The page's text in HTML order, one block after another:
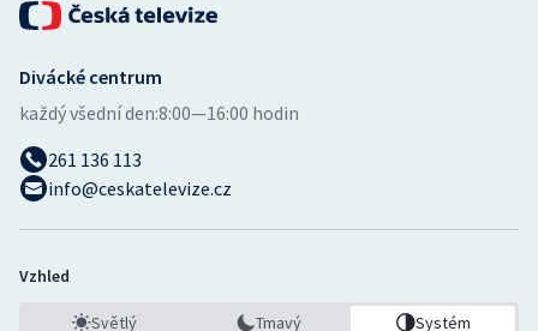
Divácké centrum
každý všední den:8:00—16:00 hodin
261 136 113
info@ceskatelevize.cz
Vzhled
Světlý Tmavý Systém